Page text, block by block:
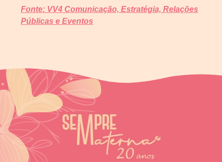
Fonte: VV4 Comunicação, Estratégia, Relações
Públicas e Eventos